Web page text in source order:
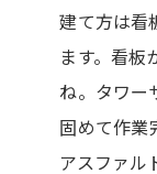
建て方は看
ます。看板
ね。タワー
固めて作業
アスファル